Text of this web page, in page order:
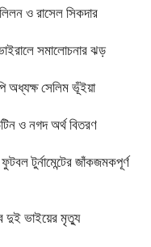
ও রাসেল সিকদার
সমালোচনার ঝড়
অধ্যক্ষ সেলিম ভূঁইয়া
ও নগদ অর্থ বিতরণ
টুর্নামেন্টের জাঁকজমকপূর্ণ
দুই ভাইয়ের মৃত্যু